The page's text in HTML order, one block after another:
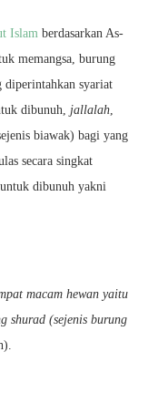
Islam berdasarkan As-
memangsa, burung
diperintahkan syariat
dibunuh, jallalah,
biawak) bagi yang
secara singkat
dibunuh yakni
macam hewan yaitu
shurad (sejenis burung